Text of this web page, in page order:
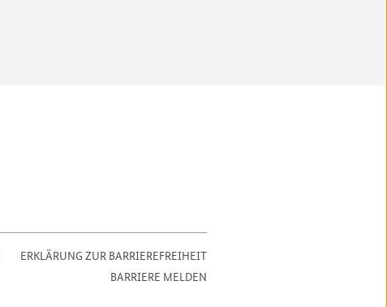
ERKLÄRUNG ZUR BARRIEREFREIHEIT
BARRIERE MELDEN